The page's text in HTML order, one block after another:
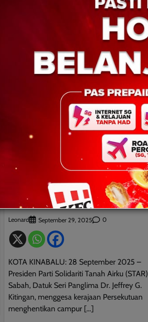
POLITIK
Jeffrey Desak Hentikan Campur
Tangan Persekutuan, Tuntut
Pemulihan Hak Sabah
Leonard September 29, 2025 0
KOTA KINABALU: 28 September 2025 –
Presiden Parti Solidariti Tanah Airku (STAR)
Sabah, Datuk Seri Panglima Dr. Jeffrey G.
Kitingan, menggesa kerajaan Persekutuan
menghentikan campur […]